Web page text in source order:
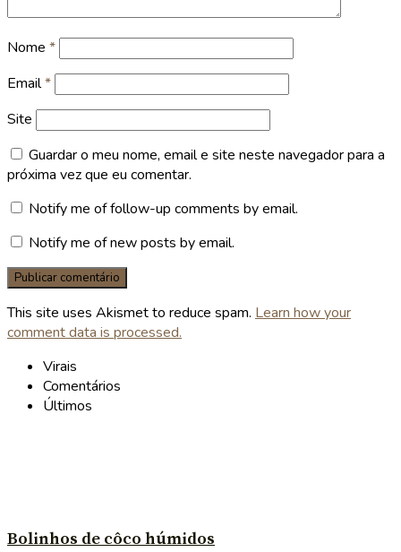
Nome *
Email*
Site
Guardar o meu nome, email e site neste navegador para a
próxima vez que eu comentar.
Notify me of follow-up comments by email.
Notify me of new posts by email.
This site uses Akismet to reduce spam. Learn how your
comment data is processed.
Virais
Comentários
Últimos
Bolinhos de côco húmidos